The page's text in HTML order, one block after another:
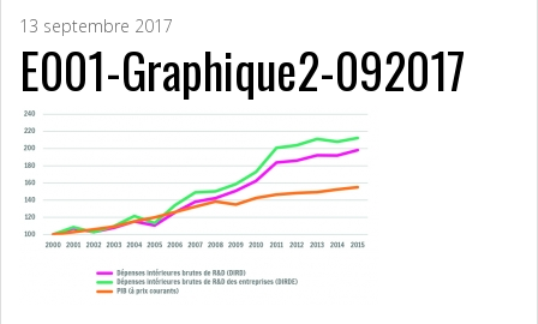
13 septembre 2017
E001-Graphique2-092017